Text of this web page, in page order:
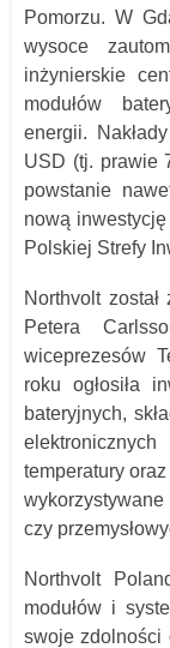
Pomorzu. W
wysoce
inżynierskie
modułów
energii.
USD (tj. prawie
powstanie
nową inwestycję
Polskiej Strefy
Northvolt
Petera
wiceprezesów
roku ogłosiła
bateryjnych,
temperatury
czy
Northvolt
modułów i
swoje zdolności